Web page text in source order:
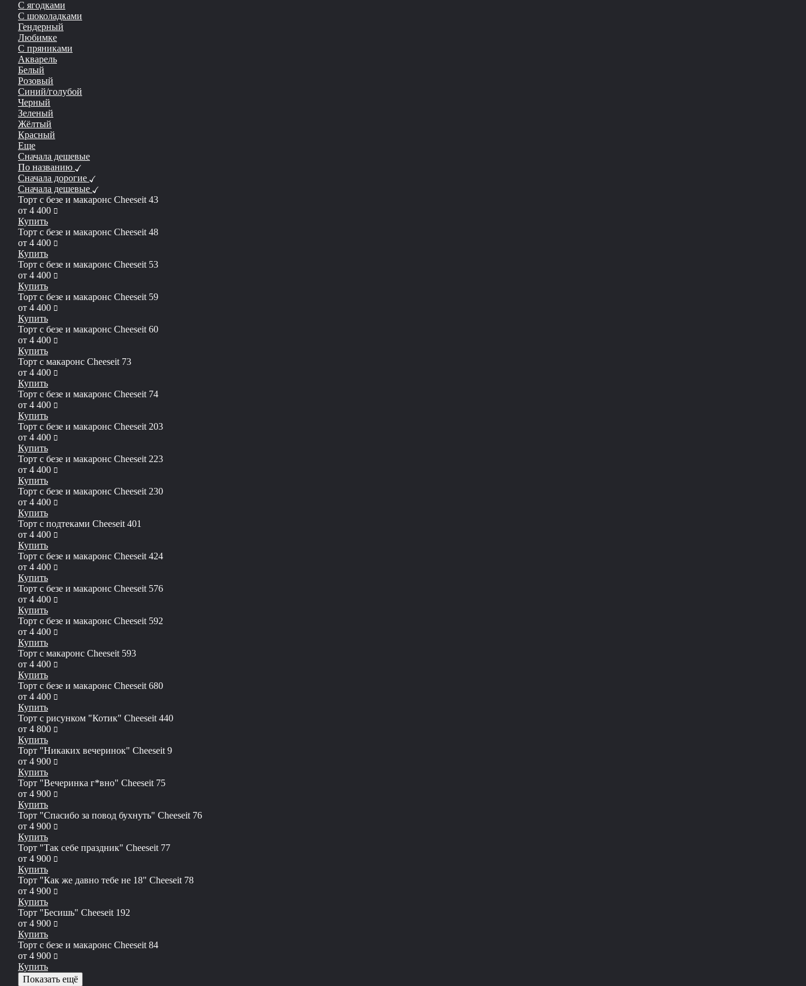
С ягодками
С шоколадками
Гендерный
Любимке
С пряниками
Акварель
Белый
Розовый
Синий/голубой
Черный
Зеленый
Жёлтый
Красный
Еще
Сначала дешевые
По названию
Сначала дорогие
Сначала дешевые
Торт с безе и макаронс Сheeseit 43
от 4 400 руб
Купить
Торт с безе и макаронс Сheeseit 48
от 4 400 руб
Купить
Торт с безе и макаронс Сheeseit 53
от 4 400 руб
Купить
Торт с безе и макаронс Сheeseit 59
от 4 400 руб
Купить
Торт с безе и макаронс Сheeseit 60
от 4 400 руб
Купить
Торт с макаронс Сheeseit 73
от 4 400 руб
Купить
Торт с безе и макаронс Сheeseit 74
от 4 400 руб
Купить
Торт с безе и макаронс Сheeseit 203
от 4 400 руб
Купить
Торт с безе и макаронс Сheeseit 223
от 4 400 руб
Купить
Торт с безе и макаронс Сheeseit 230
от 4 400 руб
Купить
Торт с подтеками Cheeseit 401
от 4 400 руб
Купить
Торт с безе и макаронс Cheeseit 424
от 4 400 руб
Купить
Торт с безе и макаронс Cheeseit 576
от 4 400 руб
Купить
Торт с безе и макаронс Cheeseit 592
от 4 400 руб
Купить
Торт с макаронс Cheeseit 593
от 4 400 руб
Купить
Торт с безе и макаронс Сheeseit 680
от 4 400 руб
Купить
Торт с рисунком "Котик" Cheeseit 440
от 4 800 руб
Купить
Торт "Никаких вечеринок" Сheeseit 9
от 4 900 руб
Купить
Торт "Вечеринка г*вно" Сheeseit 75
от 4 900 руб
Купить
Торт "Спасибо за повод бухнуть" Сheeseit 76
от 4 900 руб
Купить
Торт "Так себе праздник" Сheeseit 77
от 4 900 руб
Купить
Торт "Как же давно тебе не 18" Сheeseit 78
от 4 900 руб
Купить
Торт "Бесишь" Сheeseit 192
от 4 900 руб
Купить
Торт с безе и макаронс Сheeseit 84
от 4 900 руб
Купить
Показать ещё